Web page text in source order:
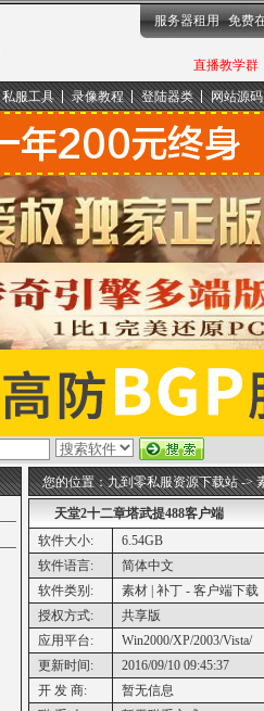
直播教学群
服务器租用 免费
私服工具 录像教程 登陆器类 网站源码
您的位置：九到零私服资源下载站->
天堂2十二章塔武提488客户端
软件大小:
6.54GB
软件语言:
简体中文
软件类别:
素材 | 补丁 - 客户端下载
授权方式:
共享版
应用平台:
Win2000/XP/2003/Vista/
更新时间:
2016/09/10 09:45:37
开 发 商:
暂无信息